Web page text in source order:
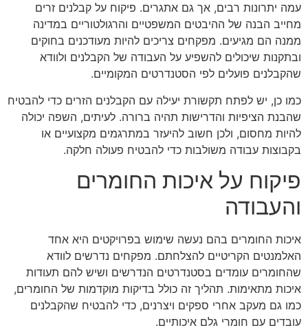
עמה יתרונות רבים, אך גם אתגרים. פיקוח על קבלנים זרים
מחייב הבנה של ההיבטים המשפטיים והרגולטוריים במדינה
ממנה הם מגיעים. מפקחים צריכים להיות מעודכנים בחוקים
ובתקנות שיכולים להשפיע על העבודה של הקבלנים ולוודא
שהקבלנים פועלים לפי הסטנדרטים המקומיים.
כמו כן, יש לפתח תקשורת יעילה עם הקבלנים הזרים כדי להבטיח
שהבנת הציפיות והדרישות תהיה ברורה. לעיתים, השפה יכולה
להיות מחסום, ולכן חשוב להיעזר במתרגמים מקצועיים או
בקבוצות עבודה משולבות כדי להבטיח פעולה חלקה.
פיקוח על איכות החומרים
והעבודה
איכות החומרים בהם נעשה שימוש בפרויקטים היא אחד
האלמנטים הקריטיים להצלחתם. מפקחים נדרשים לוודא
שהחומרים עומדים בסטנדרטים הנדרשים ושיש להם תעודות
איכות מתאימות. תהליך זה כולל בדיקות מוקדמות של החומרים,
כמו גם מעקב אחרי ספקים ויצרנים, כדי להבטיח שהקבלנים
עובדים עם חומרי גלם איכותיים.